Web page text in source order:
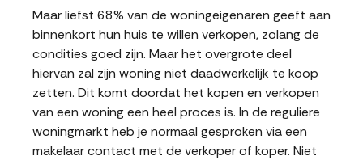
Maar liefst 68% van de woningeigenaren geeft aan
binnenkort hun huis te willen verkopen, zolang de
condities goed zijn. Maar het overgrote deel
hiervan zal zijn woning niet daadwerkelijk te koop
zetten. Dit komt doordat het kopen en verkopen
van een woning een heel proces is. In de reguliere
woningmarkt heb je normaal gesproken via een
makelaar contact met de verkoper of koper. Niet